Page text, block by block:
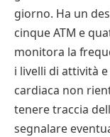
giorno. Ha un
cinque ATM e
monitora la
i livelli di attività
cardiaca non
tenere traccia
segnalare